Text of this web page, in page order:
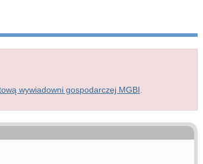
wywiadowni gospodarczej MGBI